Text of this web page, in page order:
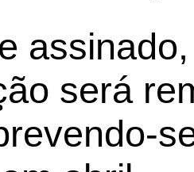
será